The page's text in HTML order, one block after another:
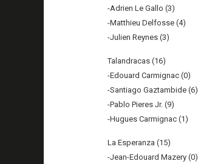
-Adrien Le Gallo (3)
-Matthieu Delfosse (4)
-Julien Reynes (3)
Talandracas (16)
-Edouard Carmignac (0)
-Santiago Gaztambide (6)
-Pablo Pieres Jr. (9)
-Hugues Carmignac (1)
La Esperanza (15)
-Jean-Edouard Mazery (0)